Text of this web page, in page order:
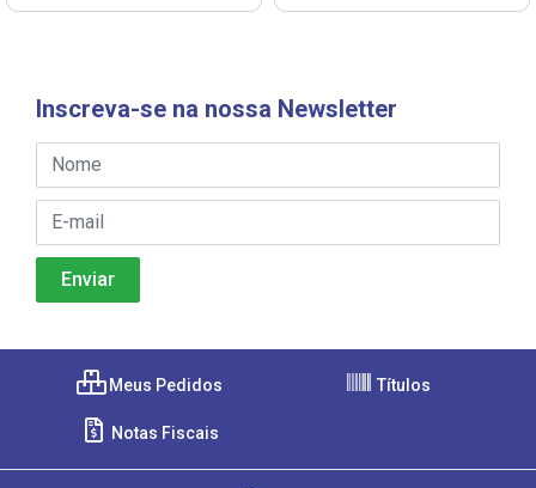
Inscreva-se na nossa Newsletter
Meus Pedidos Títulos
Notas Fiscais